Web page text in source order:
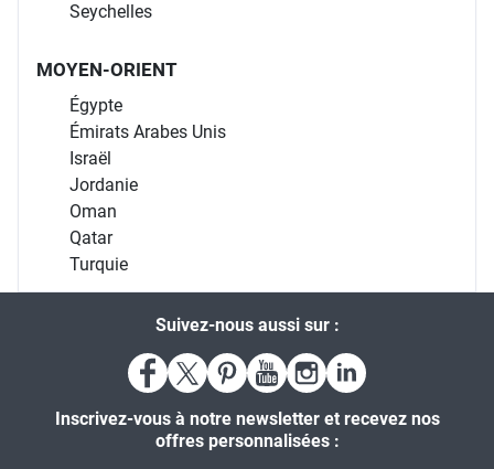
Seychelles
MOYEN-ORIENT
Égypte
Émirats Arabes Unis
Israël
Jordanie
Oman
Qatar
Turquie
Suivez-nous aussi sur :
Inscrivez-vous à notre newsletter et recevez nos
offres personnalisées :